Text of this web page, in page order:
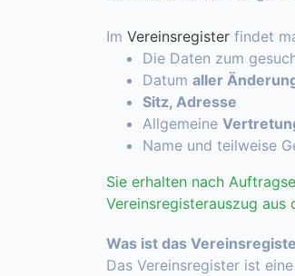
Im Vereinsregister findet
Die Daten zum
Datum aller
Sitz, Adresse
Allgemeine
Name und teilweise
Sie erhalten nach
Vereinsregisterauszug
Was ist das
Das Vereinsregister ist